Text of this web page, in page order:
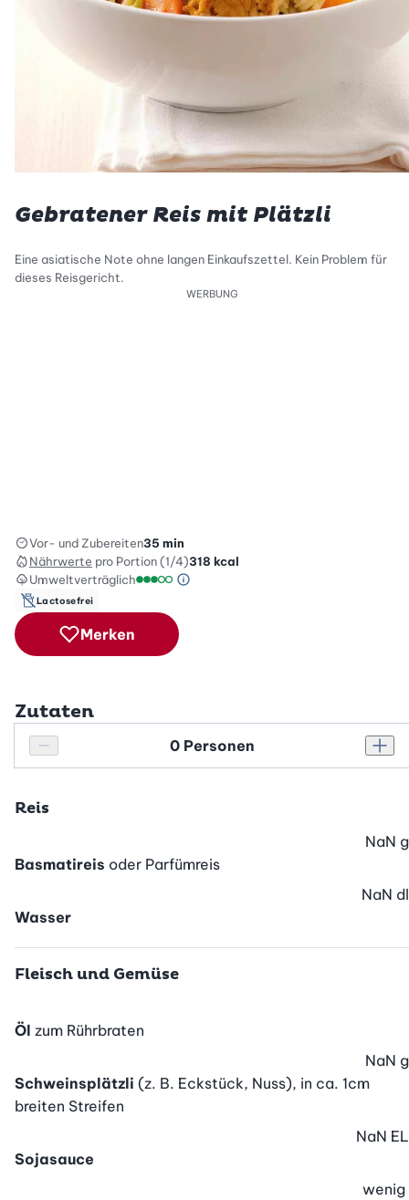
Gebratener Reis mit Plätzli
Eine asiatische Note ohne langen Einkaufszettel. Kein Problem für
dieses Reisgericht.
WERBUNG
Vor- und Zubereiten35 min
Nährwerte pro Portion (1/4)318 kcal
Umweltverträglich
Green Betty Skala Info
Lactosefrei
Merken
Zutaten
Personenanzahl verringern
Personenanzahl
Reis
Basmatireis oder Parfümreis
NaN g
Wasser
NaN dl
Fleisch und Gemüse
Öl zum Rührbraten
Schweinsplätzli (z. B. Eckstück, Nuss), in ca. 1cm
breiten Streifen
NaN g
Sojasauce
NaN EL
wenig